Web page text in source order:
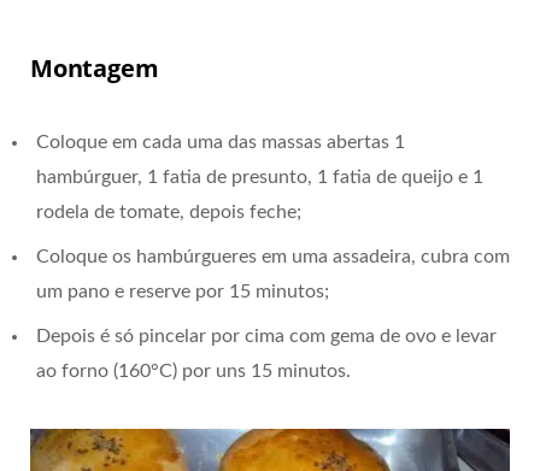
Montagem
Coloque em cada uma das massas abertas 1
hambúrguer, 1 fatia de presunto, 1 fatia de queijo e 1
rodela de tomate, depois feche;
Coloque os hambúrgueres em uma assadeira, cubra com
um pano e reserve por 15 minutos;
Depois é só pincelar por cima com gema de ovo e levar
ao forno (160°C) por uns 15 minutos.